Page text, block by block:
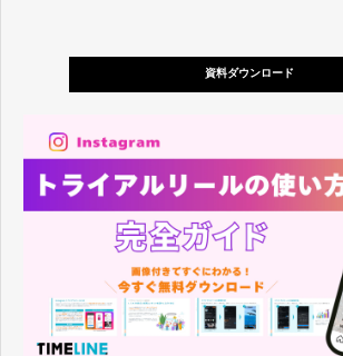
資料ダウンロード